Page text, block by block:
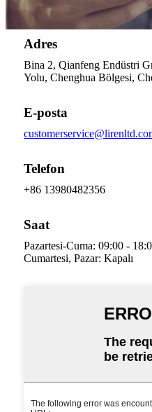
Adres
Bina 2, Qianfeng Endüstri
Yolu, Chenghua Bölgesi,
E-posta
Telefon
+86 13980482356
Saat
Pazartesi-Cuma: 09:00 -
Cumartesi, Pazar: Kapalı